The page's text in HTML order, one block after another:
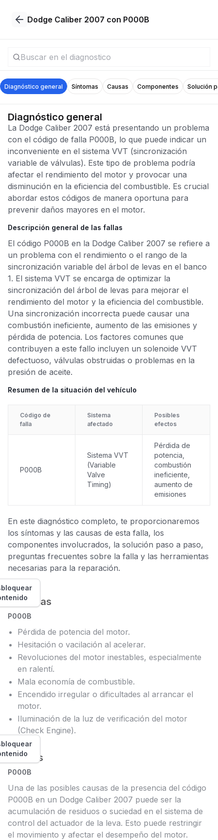
Dodge Caliber 2007 con P000B
Diagnóstico general Síntomas Causas Componentes Solución
Diagnóstico general
La Dodge Caliber 2007 está presentando un problema
con el código de falla P000B, lo que puede indicar un
inconveniente en el sistema VVT (sincronización
variable de válvulas). Este tipo de problema podría
afectar el rendimiento del motor y provocar una
disminución en la eficiencia del combustible. Es crucial
abordar estos códigos de manera oportuna para
prevenir daños mayores en el motor.
Descripción general de las fallas
El código P000B en la Dodge Caliber 2007 se refiere a
un problema con el rendimiento o el rango de la
sincronización variable del árbol de levas en el banco
1. El sistema VVT se encarga de optimizar la
sincronización del árbol de levas para mejorar el
rendimiento del motor y la eficiencia del combustible.
Una sincronización incorrecta puede causar una
combustión ineficiente, aumento de las emisiones y
pérdida de potencia. Los factores comunes que
contribuyen a este fallo incluyen un solenoide VVT
defectuoso, válvulas obstruidas o problemas en la
presión de aceite.
Resumen de la situación del vehículo
Código de
falla
Sistema
afectado
Posibles
efectos
P000B
Sistema VVT
(Variable
Valve
Timing)
Pérdida de
potencia,
combustión
ineficiente,
aumento de
emisiones
En este diagnóstico completo, te proporcionaremos
los síntomas y las causas de esta falla, los
componentes involucrados, la solución paso a paso,
preguntas frecuentes sobre la falla y las herramientas
necesarias para la reparación.
Síntomas
P000B
Pérdida de potencia del motor.
Hesitación o vacilación al acelerar.
Revoluciones del motor inestables, especialmente
en ralentí.
Mala economía de combustible.
Encendido irregular o dificultades al arrancar el
motor.
Iluminación de la luz de verificación del motor
(Check Engine).
Causas
P000B
Una de las posibles causas de la presencia del código
P000B en un Dodge Caliber 2007 puede ser la
acumulación de residuos o suciedad en el sistema de
control del actuador de la leva. Esto puede restringir
el movimiento y afectar el desempeño del motor.